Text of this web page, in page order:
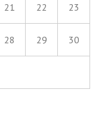
21 22 23
28 29 30